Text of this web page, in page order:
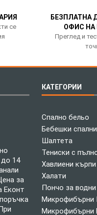
се
БЕЗПЛАТНА
ОФИС НА
Преглед и
до 14
за
Еконт
КАТЕГОРИИ
Спално бельо
Бебешки
Шалтета
Тениски с
Хавлиени кърпи
Халати
Пончо за
Микрофибърни
Микрофибърни